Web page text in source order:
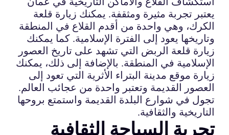
يعتبر تجربة مثيرة ومثقفة. يمكنك زيارة قلعة
الكرك، وهي واحدة من أقدم القلاع في المنطقة
وتاريخها يعود إلى الفترة الإسلامية. كما يمكنك
زيارة قلعة الربض التي تشهد على تاريخ العصور
الإسلامية في المنطقة. بالإضافة إلى ذلك، يمكنك
زيارة موقع مدينة البتراء الأثرية التي تعود إلى
العصور القديمة وتعتبر واحدة من عجائب العالم.
تجول في شوارع البلدة القديمة واستمتع بروحها
التاريخية والثقافية.
تجربة السياحة الثقافية